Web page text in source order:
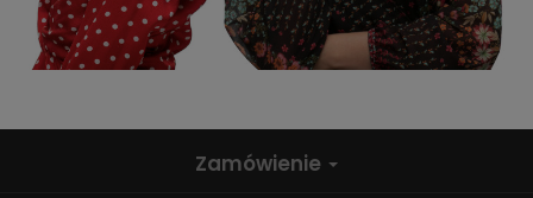
Zamówienie